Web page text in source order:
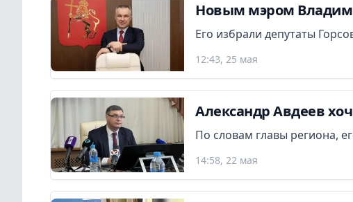
Новым мэром
Его избрали депутаты
12:43, 25 мая
Александр Авдеев
По словам главы региона,
14:58, 22 мая